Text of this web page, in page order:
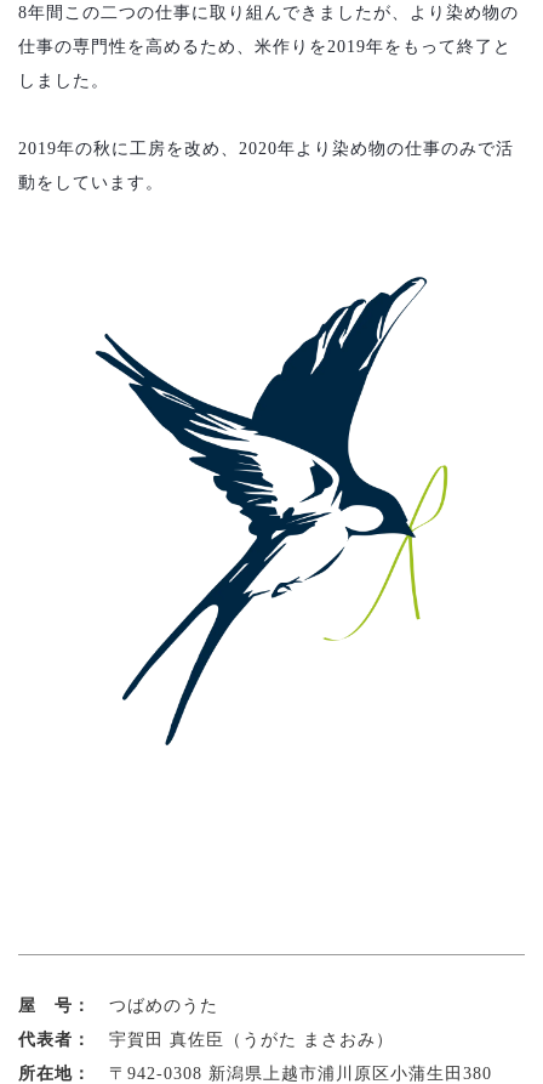
8年間この二つの仕事に取り組んできましたが、より染め物の
仕事の専門性を高めるため、米作りを2019年をもって終了と
しました。
2019年の秋に工房を改め、2020年より染め物の仕事のみで活
動をしています。
屋 号：
つばめのうた
代表者：
宇賀田 真佐臣（うがた まさおみ）
所在地：
〒942-0308 新潟県上越市浦川原区小蒲生田380